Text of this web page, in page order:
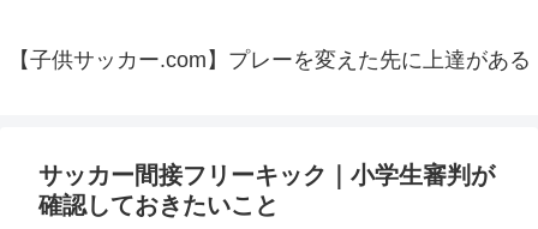
【子供サッカー.com】プレーを変えた先に上達がある
サッカー間接フリーキック｜小学生審判が
確認しておきたいこと